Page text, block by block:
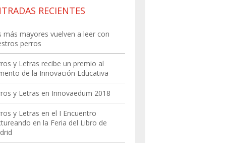
RECIENTES
más mayores vuelven a leer con
perros
y Letras recibe un premio al
de la Innovación Educativa
y Letras en Innovaedum 2018
y Letras en el I Encuentro
en la Feria del Libro de